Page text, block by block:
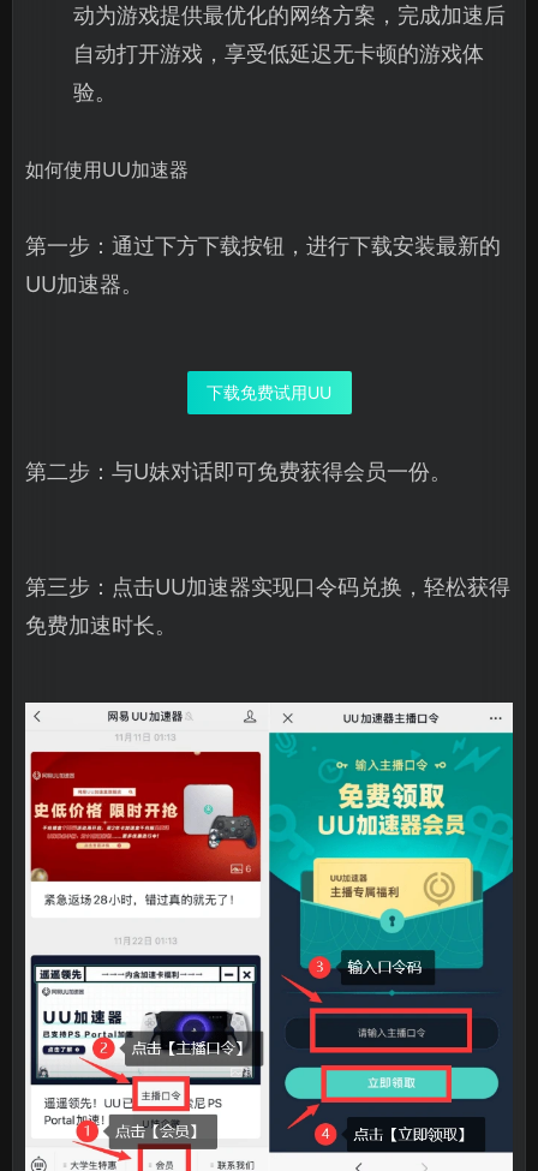
动为游戏提供最优化的网络方案，完成加速后
自动打开游戏，享受低延迟无卡顿的游戏体
验。
如何使用UU加速器
第一步：通过下方下载按钮，进行下载安装最新的
UU加速器。
下载免费试用UU
第二步：与U妹对话即可免费获得会员一份。
第三步：点击UU加速器实现口令码兑换，轻松获得
免费加速时长。